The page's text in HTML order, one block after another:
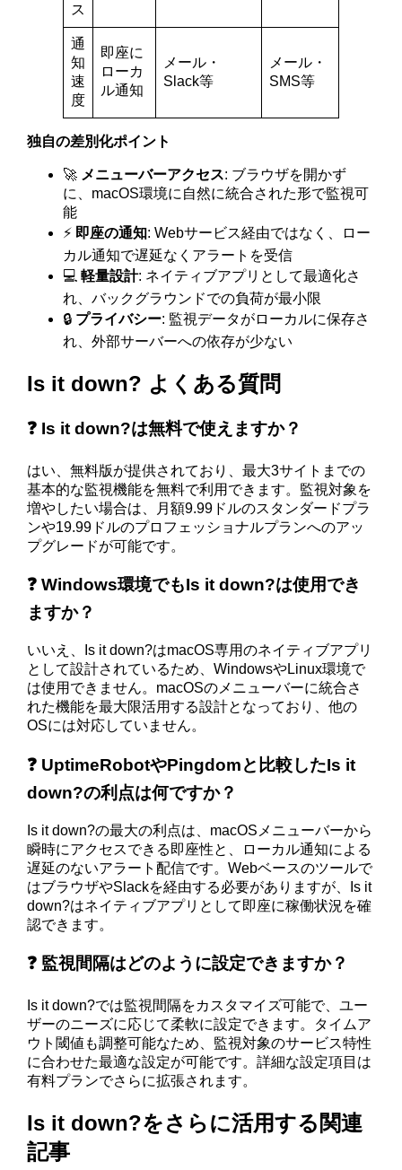
ス
通
知
速
度
即座に
ローカ
ル通知
メール・
Slack等
メール・
SMS等
独自の差別化ポイント
🚀 メニューバーアクセス: ブラウザを開かず
に、macOS環境に自然に統合された形で監視可
能
⚡ 即座の通知: Webサービス経由ではなく、ロー
カル通知で遅延なくアラートを受信
💻軽量設計: ネイティブアプリとして最適化さ
れ、バックグラウンドでの負荷が最小限
🔒 プライバシー: 監視データがローカルに保存さ
れ、外部サーバーへの依存が少ない
Is it down? よくある質問
❓ Is it down?は無料で使えますか？
はい、無料版が提供されており、最大3サイトまでの
基本的な監視機能を無料で利用できます。監視対象を
増やしたい場合は、月額9.99ドルのスタンダードプラ
ンや19.99ドルのプロフェッショナルプランへのアッ
プグレードが可能です。
❓ Windows環境でもIs it down?は使用でき
ますか？
いいえ、Is it down?はmacOS専用のネイティブアプリ
として設計されているため、WindowsやLinux環境で
は使用できません。macOSのメニューバーに統合さ
れた機能を最大限活用する設計となっており、他の
OSには対応していません。
❓ UptimeRobotやPingdomと比較したIs it
down?の利点は何ですか？
Is it down?の最大の利点は、macOSメニューバーから
瞬時にアクセスできる即座性と、ローカル通知による
遅延のないアラート配信です。Webベースのツールで
はブラウザやSlackを経由する必要がありますが、Is it
down?はネイティブアプリとして即座に稼働状況を確
認できます。
❓ 監視間隔はどのように設定できますか？
Is it down?では監視間隔をカスタマイズ可能で、ユー
ザーのニーズに応じて柔軟に設定できます。タイムア
ウト閾値も調整可能なため、監視対象のサービス特性
に合わせた最適な設定が可能です。詳細な設定項目は
有料プランでさらに拡張されます。
Is it down?をさらに活用する関連
記事